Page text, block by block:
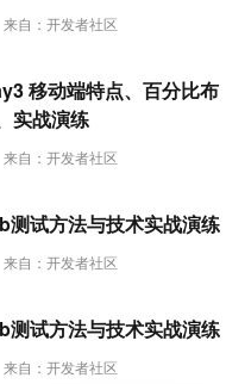
来自：开发者社区
来自：开发者社区
移动端特点、百分比布
实战演练
来自：开发者社区
测试方法与技术实战演练
来自：开发者社区
测试方法与技术实战演练